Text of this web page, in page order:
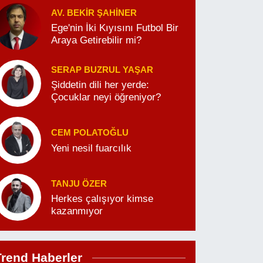
AV. BEKIR ŞAHINER
Ege'nin İki Kıyısını Futbol Bir
Araya Getirebilir mi?
SERAP BUZRUL YAŞAR
Şiddetin dili her yerde:
Çocuklar neyi öğreniyor?
CEM POLATOĞLU
Yeni nesil fuarcılık
TANJU ÖZER
Herkes çalışıyor kimse
kazanmıyor
Haberler